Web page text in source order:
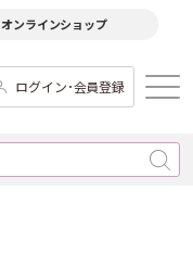
オンラインショップ
ログイン･会員登録